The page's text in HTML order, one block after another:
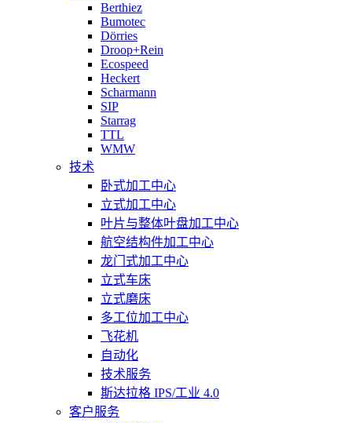
Berthiez
Bumotec
Dörries
Droop+Rein
Ecospeed
Heckert
Scharmann
SIP
Starrag
TTL
WMW
技术
卧式加工中心
立式加工中心
叶片与整体叶盘加工中心
航空结构件加工中心
龙门式加工中心
立式车床
立式磨床
多工位加工中心
飞花机
自动化
技术服务
斯达拉格 IPS/工业 4.0
客户服务